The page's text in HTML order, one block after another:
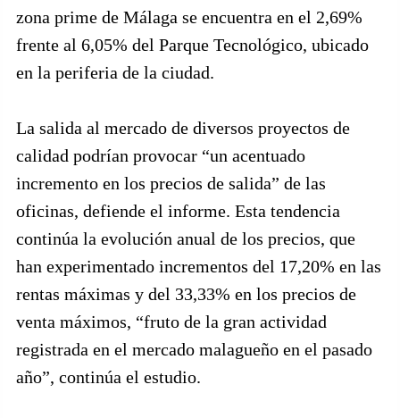
zona prime de Málaga se encuentra en el 2,69%
frente al 6,05% del Parque Tecnológico, ubicado
en la periferia de la ciudad.
La salida al mercado de diversos proyectos de
calidad podrían provocar “un acentuado
incremento en los precios de salida” de las
oficinas, defiende el informe. Esta tendencia
continúa la evolución anual de los precios, que
han experimentado incrementos del 17,20% en las
rentas máximas y del 33,33% en los precios de
venta máximos, “fruto de la gran actividad
registrada en el mercado malagueño en el pasado
año”, continúa el estudio.